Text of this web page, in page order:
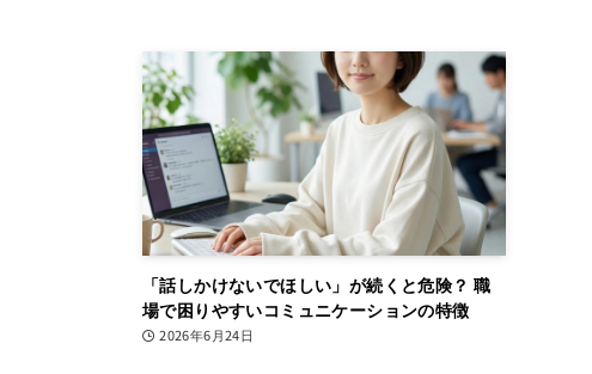
「話しかけないでほしい」が続くと危険？ 職
場で困りやすいコミュニケーションの特徴
2026年6月24日